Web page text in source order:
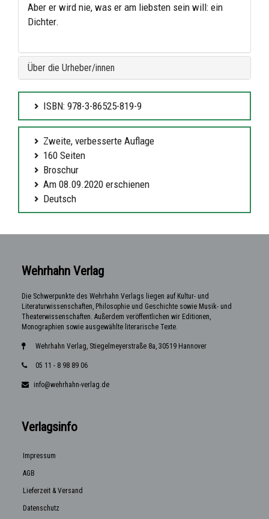
Aber er wird nie, was er am liebsten sein will: ein
Dichter.
Über die Urheber/innen
ISBN: 978-3-86525-819-9
Zweite, verbesserte Auflage
160 Seiten
Broschur
Am 08.09.2020 erschienen
Deutsch
Wehrhahn Verlag
Die Schwerpunkte des Wehrhahn Verlags liegen auf Kultur- und
Literaturwissenschaften, Philosophie und Geschichte sowie Musik- und
Theaterwissenschaften. Außerdem veröffentlichen wir Editionen,
Monographien sowie ausgewählte literarische Texte.
Wehrhahn Verlag, Stiegelmeyerstraße 8a, 30519 Hannover
05 11 - 8 98 89 06
info@wehrhahn-verlag.de
Verlagsinfo
Impressum
AGB
Lieferzeit & Versand
Datenschutz